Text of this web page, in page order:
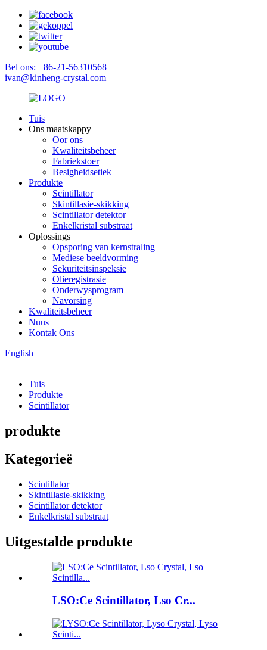
Bel ons: +86-21-56310568
ivan@kinheng-crystal.com
Tuis
Ons maatskappy
Oor ons
Kwaliteitsbeheer
Fabriekstoer
Besigheidsetiek
Produkte
Scintillator
Skintillasie-skikking
Scintillator detektor
Enkelkristal substraat
Oplossings
Opsporing van kernstraling
Mediese beeldvorming
Sekuriteitsinspeksie
Olieregistrasie
Onderwysprogram
Navorsing
Kwaliteitsbeheer
Nuus
Kontak Ons
English
Tuis
Produkte
Scintillator
produkte
Kategorieë
Scintillator
Skintillasie-skikking
Scintillator detektor
Enkelkristal substraat
Uitgestalde produkte
LSO:Ce Scintillator, Lso Cr...